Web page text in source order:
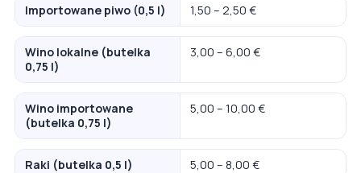
Importowane piwo (0,5 l) 1,50 – 2,50 €
Wino lokalne (butelka
0,75 l)
3,00 – 6,00 €
Wino importowane
(butelka 0,75 l)
5,00 – 10,00 €
Raki (butelka 0,5 l) 5,00 – 8,00 €